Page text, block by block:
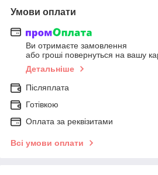
Умови оплати
Ви отримаєте замовлення
або гроші повернуться на вашу
Детальніше
Післяплата
Готівкою
Оплата за реквізитами
Всі умови оплати